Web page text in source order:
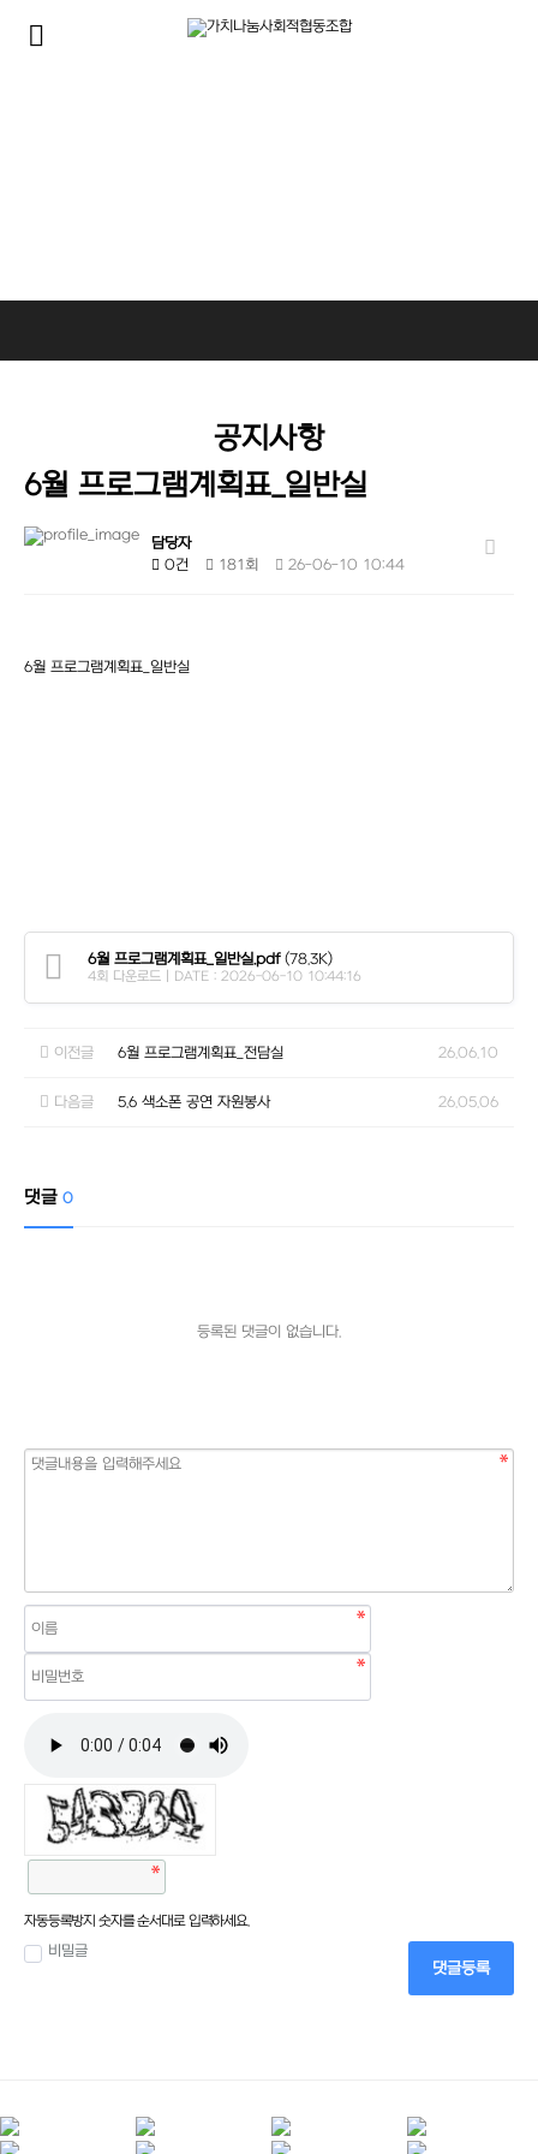
공지사항
6월 프로그램계획표_일반실
담당자
0건
181회 26-06-10 10:44
6월 프로그램계획표_일반실
6월 프로그램계획표_일반실.pdf(78.3K)
4회 다운로드 | DATE : 2026-06-10 10:44:16
이전글 6월 프로그램계획표_전담실 26.06.10
다음글 5.6 색소폰 공연 자원봉사 26.05.06
댓글 0
등록된 댓글이 없습니다.
자동등록방지 숫자를 순서대로 입력하세요.
비밀글
댓글등록